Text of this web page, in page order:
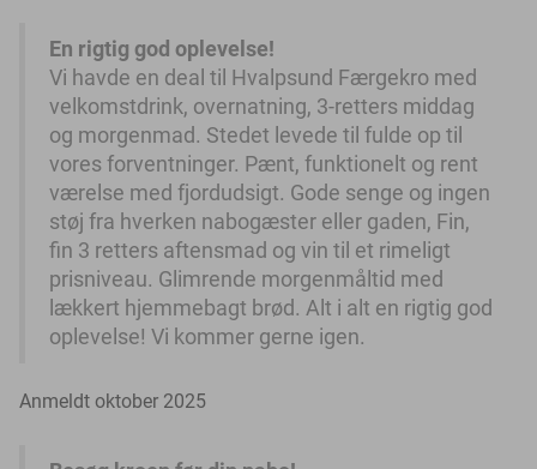
En rigtig god oplevelse!
Vi havde en deal til Hvalpsund Færgekro med
velkomstdrink, overnatning, 3-retters middag
og morgenmad. Stedet levede til fulde op til
vores forventninger. Pænt, funktionelt og rent
værelse med fjordudsigt. Gode senge og ingen
støj fra hverken nabogæster eller gaden, Fin,
fin 3 retters aftensmad og vin til et rimeligt
prisniveau. Glimrende morgenmåltid med
lækkert hjemmebagt brød. Alt i alt en rigtig god
oplevelse! Vi kommer gerne igen.
Anmeldt oktober 2025